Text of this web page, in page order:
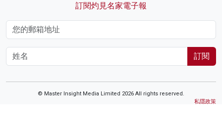
訂閱灼見名家電子報
訂閱
© Master Insight Media Limited 2026 All rights reserved.
私隱政策